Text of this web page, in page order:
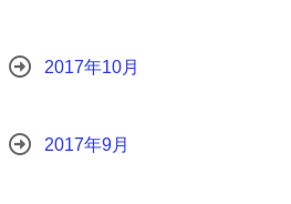
2017年10月
2017年9月